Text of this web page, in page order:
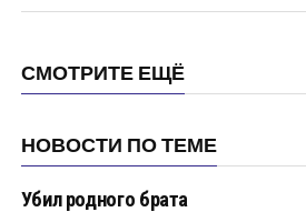
СМОТРИТЕ ЕЩЁ
НОВОСТИ ПО ТЕМЕ
Убил родного брата